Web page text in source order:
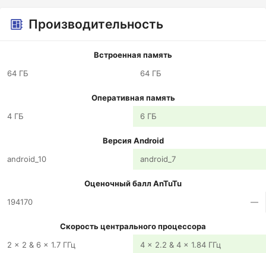
Производительность
Встроенная память
64 ГБ
64 ГБ
Оперативная память
4 ГБ
6 ГБ
Версия Android
android_10
android_7
Оценочный балл AnTuTu
194170
—
Скорость центрального процессора
2 x 2 & 6 x 1.7 ГГц
4 x 2.2 & 4 x 1.84 ГГц